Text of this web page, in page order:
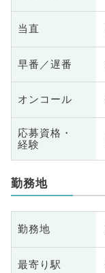
当直
早番／遅番
オンコール
応募資格・
経験
勤務地
勤務地
最寄り駅